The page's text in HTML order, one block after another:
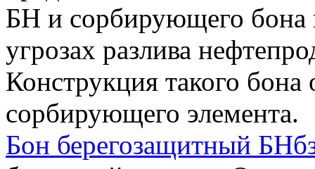
БН и сорбирующего бона
угрозах разлива
Конструкция такого
сорбирующего элемента.
Бон берегозащитный